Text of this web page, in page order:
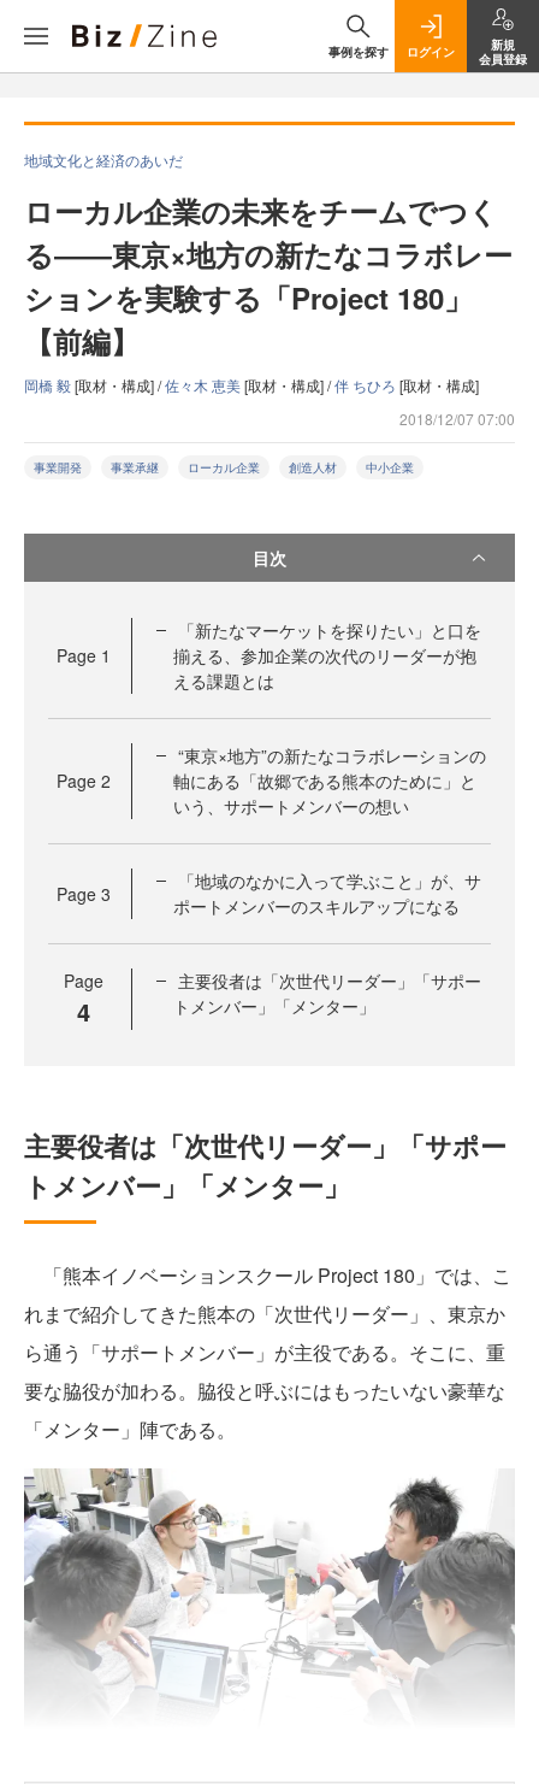
事例を探す ログイン
新規
会員登録
地域文化と経済のあいだ
ローカル企業の未来をチームでつく
る――東京×地方の新たなコラボレー
ションを実験する「Project 180」
【前編】
岡橋 毅[取材・構成] /佐々木 恵美[取材・構成] /伴 ちひろ [取材・構成]
2018/12/07 07:00
事業開発 事業承継 ローカル企業 創造人材 中小企業
目次
Page 1
「新たなマーケットを探りたい」と口を
揃える、参加企業の次代のリーダーが抱
える課題とは
Page 2
“東京×地方”の新たなコラボレーションの
軸にある「故郷である熊本のために」と
いう、サポートメンバーの想い
Page 3
「地域のなかに入って学ぶこと」が、サ
ポートメンバーのスキルアップになる
Page
4
主要役者は「次世代リーダー」「サポー
トメンバー」「メンター」
主要役者は「次世代リーダー」「サポー
トメンバー」「メンター」
「熊本イノベーションスクール Project 180」では、こ
れまで紹介してきた熊本の「次世代リーダー」、東京か
ら通う「サポートメンバー」が主役である。そこに、重
要な脇役が加わる。脇役と呼ぶにはもったいない豪華な
「メンター」陣である。